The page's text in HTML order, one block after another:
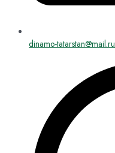
dinamo-tatarstan@mail.ru